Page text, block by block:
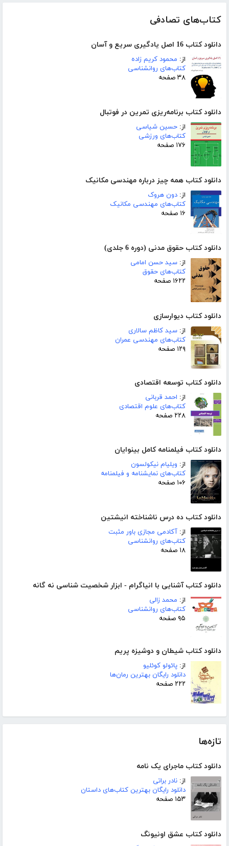
کتاب‌های تصادفی
دانلود کتاب 16 اصل یادگیری سریع و آسان
از: محمود کریم زاده
کتاب‌های روانشناسی
۳۸ صفحه
دانلود کتاب برنامه‌ریزی تمرین در فوتبال
از: حسین شیاسی
کتاب‌های ورزشی
۱۷۶ صفحه
دانلود کتاب همه چیز درباره مهندسی مکانیک
از: دون هروک
کتاب‌های مهندسی مکانیک
۱۶ صفحه
دانلود کتاب حقوق مدنی (دوره 6 جلدی)
از: سید حسن امامی
کتاب‌های حقوق
۱۶۲۲ صفحه
دانلود کتاب دیوارسازی
از: سید کاظم سالاری
کتاب‌های مهندسی عمران
۱۲۹ صفحه
دانلود کتاب توسعه اقتصادی
از: احمد قربانی
کتاب‌های علوم اقتصادی
۲۲۸ صفحه
دانلود کتاب فیلمنامه کامل بینوایان
از: ویلیام نیکولسون
کتاب‌های نمایشنامه و فیلمنامه
۱۰۶ صفحه
دانلود کتاب ده درس ناشناخته انیشتین
از: آکادمی مجازی باور مثبت
کتاب‌های روانشناسی
۱۸ صفحه
دانلود کتاب آشنایی با انیاگرام - ابزار شخصیت شناسی نه گانه
از: محمد زالی
کتاب‌های روانشناسی
۹۵ صفحه
دانلود کتاب شیطان و دوشیزه پریم
از: پائولو کوئلیو
دانلود رایگان بهترین رمان‌ها
۲۲۲ صفحه
تازه‌ها
دانلود کتاب ماجرای یک نامه
از: نادر براتی
دانلود رایگان بهترین کتاب‌های داستان
۱۵۳ صفحه
دانلود کتاب عشق اونیونگ